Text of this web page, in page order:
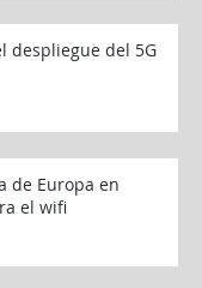
despliegue del 5G
de Europa en
el wifi